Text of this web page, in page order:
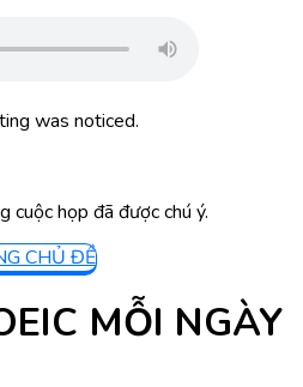
was noticed.
cuộc họp đã được chú ý.
CHỦ ĐỀ
MỖI NGÀY